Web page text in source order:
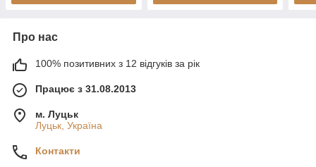
Про нас
100% позитивних з 12 відгуків за рік
Працює з 31.08.2013
м. Луцьк
Луцьк, Україна
Контакти